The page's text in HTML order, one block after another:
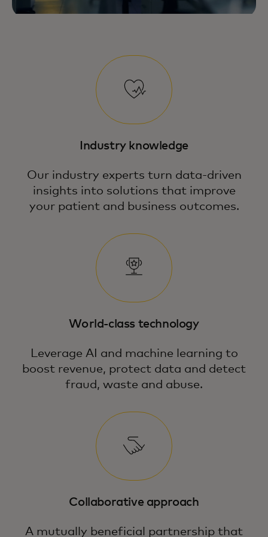
Industry knowledge
Our industry experts turn data-driven
insights into solutions that improve
your patient and business outcomes.
World-class technology
Leverage AI and machine learning to
boost revenue, protect data and detect
fraud, waste and abuse.
Collaborative approach
A mutually beneficial partnership that